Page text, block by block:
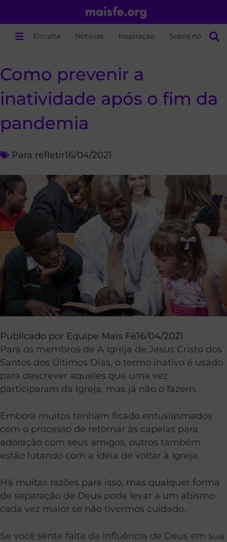
Em alta Notícias Inspiração Sobre nós
Como prevenir a
inatividade após o fim da
pandemia
Para refletir16/04/2021
Publicado por Equipe Mais Fé16/04/2021
Para os membros de A Igreja de Jesus Cristo dos
Santos dos Últimos Dias, o termo inativo é usado
para descrever aqueles que uma vez
participaram da Igreja, mas já não o fazem.
Embora muitos tenham ficado entusiasmados
com o processo de retornar às capelas para
adoração com seus amigos, outros também
estão lutando com a idéia de voltar à Igreja.
Há muitas razões para isso, mas qualquer forma
de separação de Deus pode levar a um abismo
cada vez maior se não tivermos cuidado.
Se você sente falta da influência de Deus em sua